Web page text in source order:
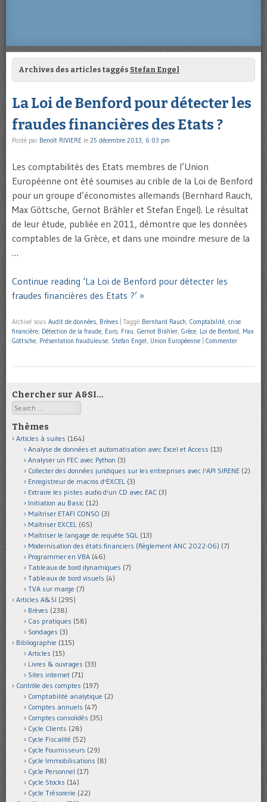
Archives des articles taggés Stefan Engel
La Loi de Benford pour détecter les
fraudes financières des Etats ?
Posté par Benoît RIVIERE le 25 décembre 2013, 6:03 pm
Les comptabilités des Etats membres de l’Union
Européenne ont été soumises au crible de la Loi de Benford
pour un groupe d’économistes allemands (Bernhard Rauch,
Max Göttsche, Gernot Brähler et Stefan Engel). Le résultat
de leur étude, publiée en 2011, démontre que les données
comptables de la Grèce, et dans une moindre mesure de la
…
Continue reading ‘La Loi de Benford pour détecter les
fraudes financières des Etats ?’ »
Archivé sous Audit de données, Brèves Taggé Bernhard Rauch, Comptabilité, crise
financière, Détection de la fraude, Euro, Frau, Gernot Brähler, Grèce, Loi de Benford, Max
Göttsche, Présentation frauduleuse, Stefan Engel, Union Européenne Commenter
Chercher sur A&SI…
Search
Thèmes
Articles à suites (164)
Analyse de données et automatisation avec Excel et Access (13)
Analyser un FEC avec Python (3)
Collecter des données juridiques sur les entreprises avec l'API SIRENE (2)
Enregistreur de macros d'EXCEL (3)
Extraire les pistes audio d'un CD avec EAC (3)
Initiation au Basic (12)
Maîtriser ETAFI CONSO (3)
Maîtriser EXCEL (65)
Maîtriser le langage de requête SQL (13)
Modernisation des états financiers (Règlement ANC 2022-06) (7)
Programmer en VBA (46)
Tableaux de bord dynamiques (7)
Tableaux de bord visuels (4)
TVA sur marge (7)
Articles A&SI (295)
Brèves (238)
Cas pratiques (58)
Sondages (3)
Bibliographie (115)
Articles (15)
Livres & ouvrages (33)
Sites internet (71)
Contrôle des comptes (197)
Comptabilité analytique (2)
Comptes annuels (47)
Comptes consolidés (35)
Cycle Clients (28)
Cycle Fiscalité (52)
Cycle Fournisseurs (29)
Cycle Immobilisations (8)
Cycle Personnel (17)
Cycle Stocks (14)
Cycle Trésorerie (22)